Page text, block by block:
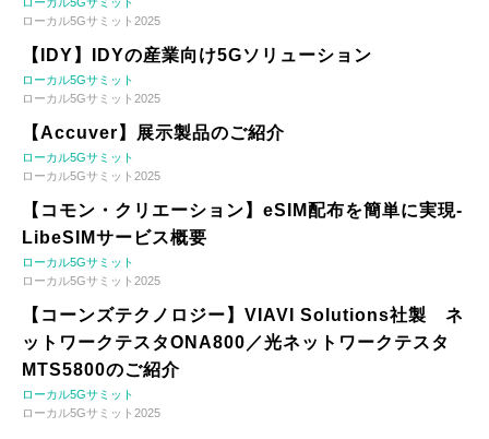
ローカル5Gサミット2025
【IDY】IDYの産業向け5Gソリューション
ローカル5Gサミット
ローカル5Gサミット2025
【Accuver】展示製品のご紹介
ローカル5Gサミット
ローカル5Gサミット2025
【コモン・クリエーション】eSIM配布を簡単に実現-
LibeSIMサービス概要
ローカル5Gサミット
ローカル5Gサミット2025
【コーンズテクノロジー】VIAVI Solutions社製 ネ
ットワークテスタONA800／光ネットワークテスタ
MTS5800のご紹介
ローカル5Gサミット
ローカル5Gサミット2025